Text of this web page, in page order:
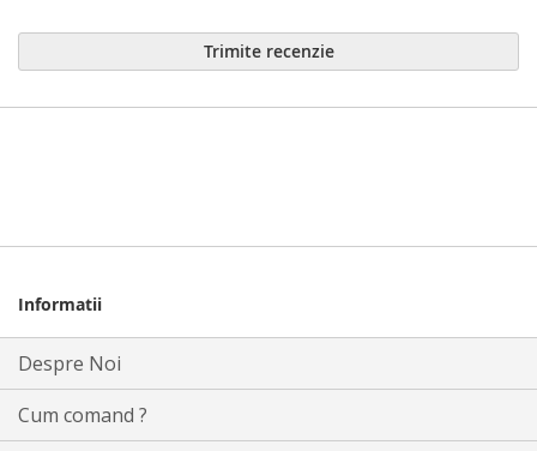
Trimite recenzie
Informatii
Despre Noi
Cum comand ?